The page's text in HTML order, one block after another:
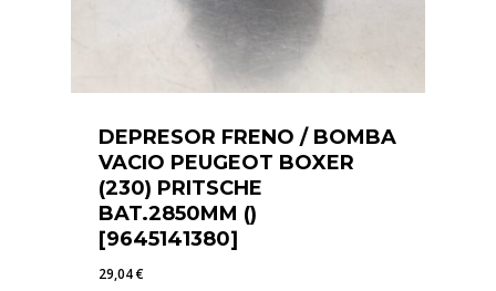
DEPRESOR FRENO / BOMBA
VACIO PEUGEOT BOXER
(230) PRITSCHE
BAT.2850MM ()
[9645141380]
29,04€